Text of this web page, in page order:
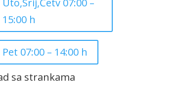
15:00 h
Pet 07:00 – 14:00 h
sa strankama